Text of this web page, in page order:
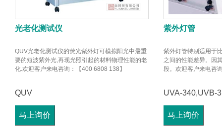
光老化测试仪
QUV光老化测试仪的荧光紫外灯可模拟阳光中最重
要的短波紫外光,再现光照引起的材料物理性能的老
化.欢迎客户来电咨询：【400 6808 138】
QUV
马上询价
紫外灯管
紫外灯管特别适用于
之间的性能差异。因
段。欢迎客户来电咨
UVA-340,UVB-
马上询价